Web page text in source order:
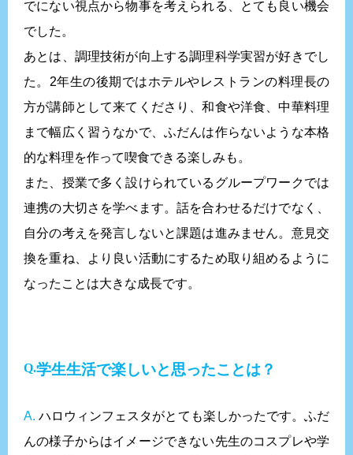
でにない視点から物事を考えられる、とても良い機会
でした。
あとは、調理技術が向上する調理科学実習が好きでし
た。2年生の後期ではホテルやレストランの料理長の
方が講師として来てくださり、和食や洋食、中華料理
まで幅広く習うなかで、ふだんは作らないような本格
的な料理を作って喫食できる楽しみも。
また、授業で多く設けられているグループワークでは
連携の大切さを学べます。話を合わせるだけでなく、
自分の考えを発言しないと課題は進みません。意見交
換を重ね、より良い活動にするため取り組めるように
なったことは大きな成長です。
学生生活で楽しいと思ったことは？
A.
んの様子からはイメージできない先生のコスプレや学